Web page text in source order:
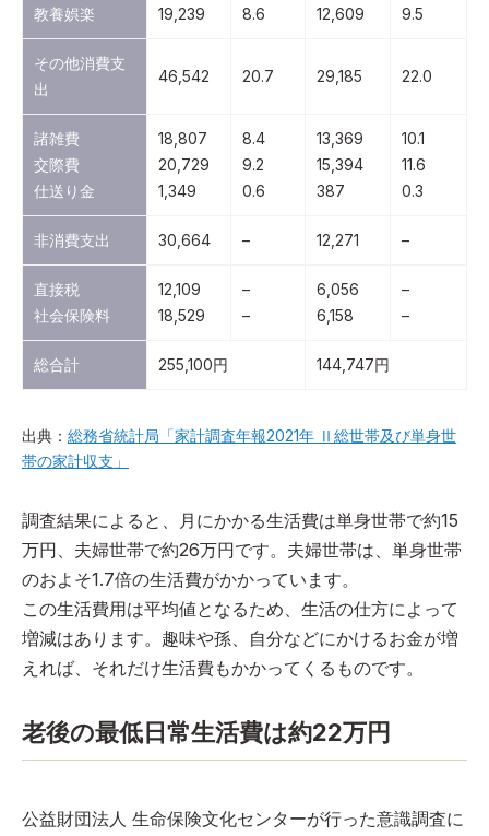
教養娯楽 19,239 8.6 12,609 9.5
その他消費支
出
46,542 20.7 29,185 22.0
諸雑費
交際費
仕送り金
18,807
20,729
1,349
8.4
9.2
0.6
13,369
15,394
387
10.1
11.6
0.3
非消費支出 30,664 – 12,271 –
直接税
社会保険料
12,109
18,529
–
–
6,056
6,158
–
–
総合計 255,100円 144,747円
出典： 総務省統計局「家計調査年報2021年 Ⅱ総世帯及び単身世
帯の家計収支」
調査結果によると、月にかかる生活費は単身世帯で約15
万円、夫婦世帯で約26万円です。夫婦世帯は、単身世帯
のおよそ1.7倍の生活費がかかっています。
この生活費用は平均値となるため、生活の仕方によって
増減はあります。趣味や孫、自分などにかけるお金が増
えれば、それだけ生活費もかかってくるものです。
老後の最低日常生活費は約22万円
公益財団法人 生命保険文化センターが行った意識調査に